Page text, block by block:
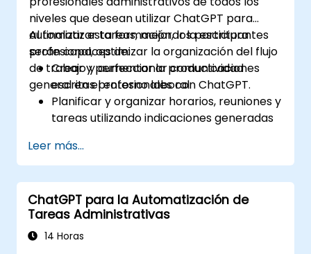
niveles que desean utilizar ChatGPT para
automatizar tareas, mejorar la escritura
profesional, optimizar la organización del flujo
de trabajo y aumentar la productividad
general en el entorno laboral.
Al finalizar esta formación, los participantes
serán capaces de:
Crear y perfeccionar comunicaciones
escritas profesionales con ChatGPT.
Planificar y organizar horarios, reuniones y
tareas utilizando indicaciones generadas
Generar y analizar contenido
administrativo como informes y
resúmenes.
Integrar ChatGPT con herramientas de
productividad y automatizar flujos de
trabajo rutinarios.
Leer más...
ChatGPT para la Automatización de
Tareas Administrativas
14 Horas